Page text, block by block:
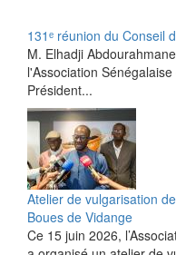
131ᵉ réunion du Conseil
M. Elhadji
l'Association
Président...
Atelier de vulgarisation
Boues de Vidange
Ce 15 juin 2026,